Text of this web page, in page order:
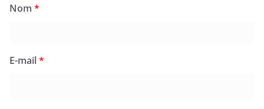
Nom *
E-mail*